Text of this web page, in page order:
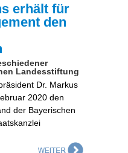
erhält für
den
Landesstiftung
Dr. Markus
2020 den
der Bayerischen